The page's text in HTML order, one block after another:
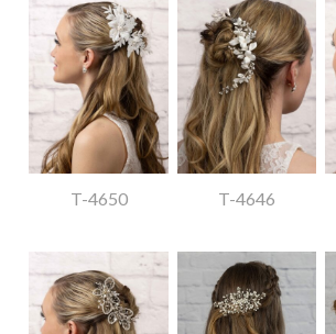
T-4650 T-4646